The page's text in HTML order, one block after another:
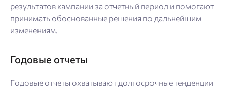
результатов кампании за отчетный период и помогают
принимать обоснованные решения по дальнейшим
изменениям.
Годовые отчеты
Годовые отчеты охватывают долгосрочные тенденции